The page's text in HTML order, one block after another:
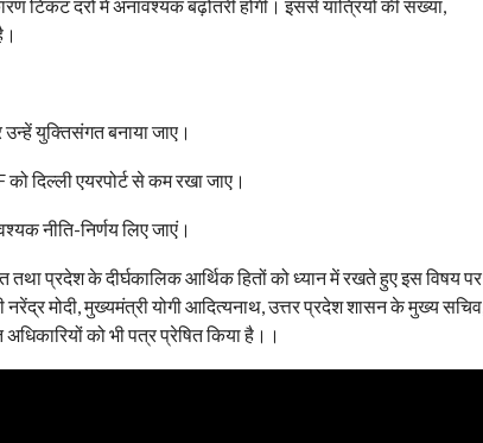
टिकट दरों में अनावश्यक बढ़ोतरी होगी। इससे यात्रियों की संख्या,
युक्तिसंगत बनाया जाए।
दिल्ली एयरपोर्ट से कम रखा जाए।
नीति-निर्णय लिए जाएं।
प्रदेश के दीर्घकालिक आर्थिक हितों को ध्यान में रखते हुए इस विषय पर
मोदी, मुख्यमंत्री योगी आदित्यनाथ, उत्तर प्रदेश शासन के मुख्य सचिव,
को भी पत्र प्रेषित किया है।।